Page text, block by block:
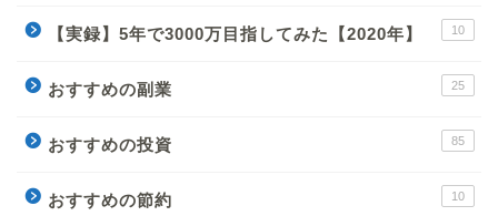
【実録】5年で3000万目指してみた【2020年】 10
おすすめの副業 25
おすすめの投資 85
おすすめの節約 10